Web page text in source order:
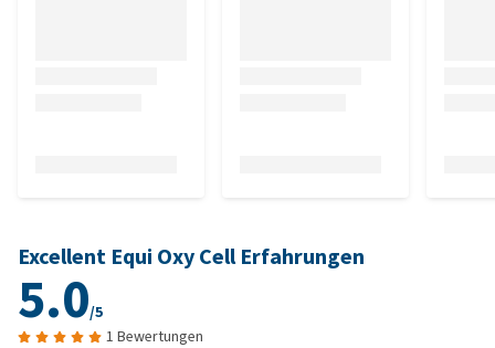
Excellent Equi Oxy Cell Erfahrungen
5.0/5
1 Bewertungen